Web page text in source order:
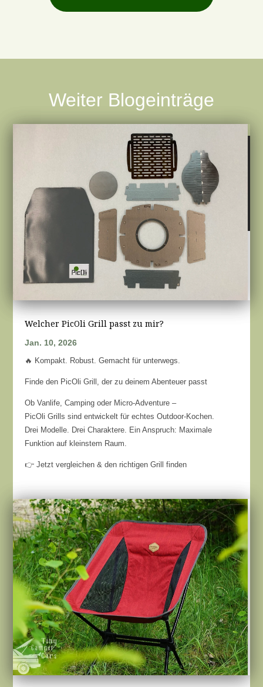
Weiter Blogeinträge
Welcher PicOli Grill passt zu mir?
Jan. 10, 2026
🔥 Kompakt. Robust. Gemacht für unterwegs.
Finde den PicOli Grill, der zu deinem Abenteuer passt
Ob Vanlife, Camping oder Micro-Adventure –
PicOli Grills sind entwickelt für echtes Outdoor-Kochen.
Drei Modelle. Drei Charaktere. Ein Anspruch: Maximale
Funktion auf kleinstem Raum.
👉 Jetzt vergleichen & den richtigen Grill finden